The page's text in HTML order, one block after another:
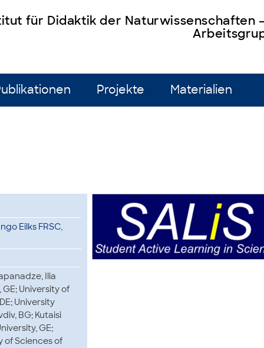
für Didaktik der Naturwissenschaften
Projekte Materialien
Eilks FRSC,
Ilia
University of
University
BG; Kutaisi
GE;
of Sciences of